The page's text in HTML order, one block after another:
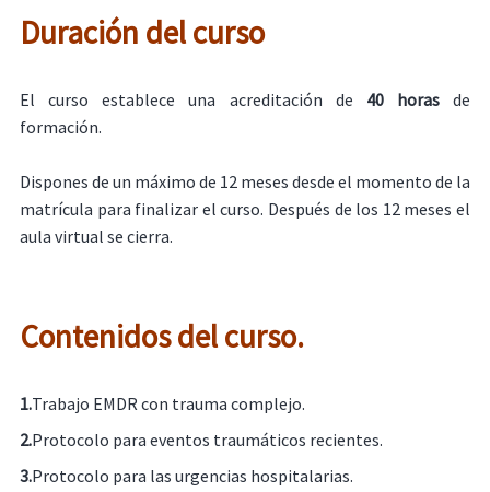
Duración del curso
El curso establece una acreditación de 40 horasde
formación.
Dispones de un máximo de 12 meses desde el momento de la
matrícula para finalizar el curso. Después de los 12 meses el
aula virtual se cierra.
Contenidos del curso.
1.Trabajo EMDR con trauma complejo.
2.Protocolo para eventos traumáticos recientes.
3.Protocolo para las urgencias hospitalarias.